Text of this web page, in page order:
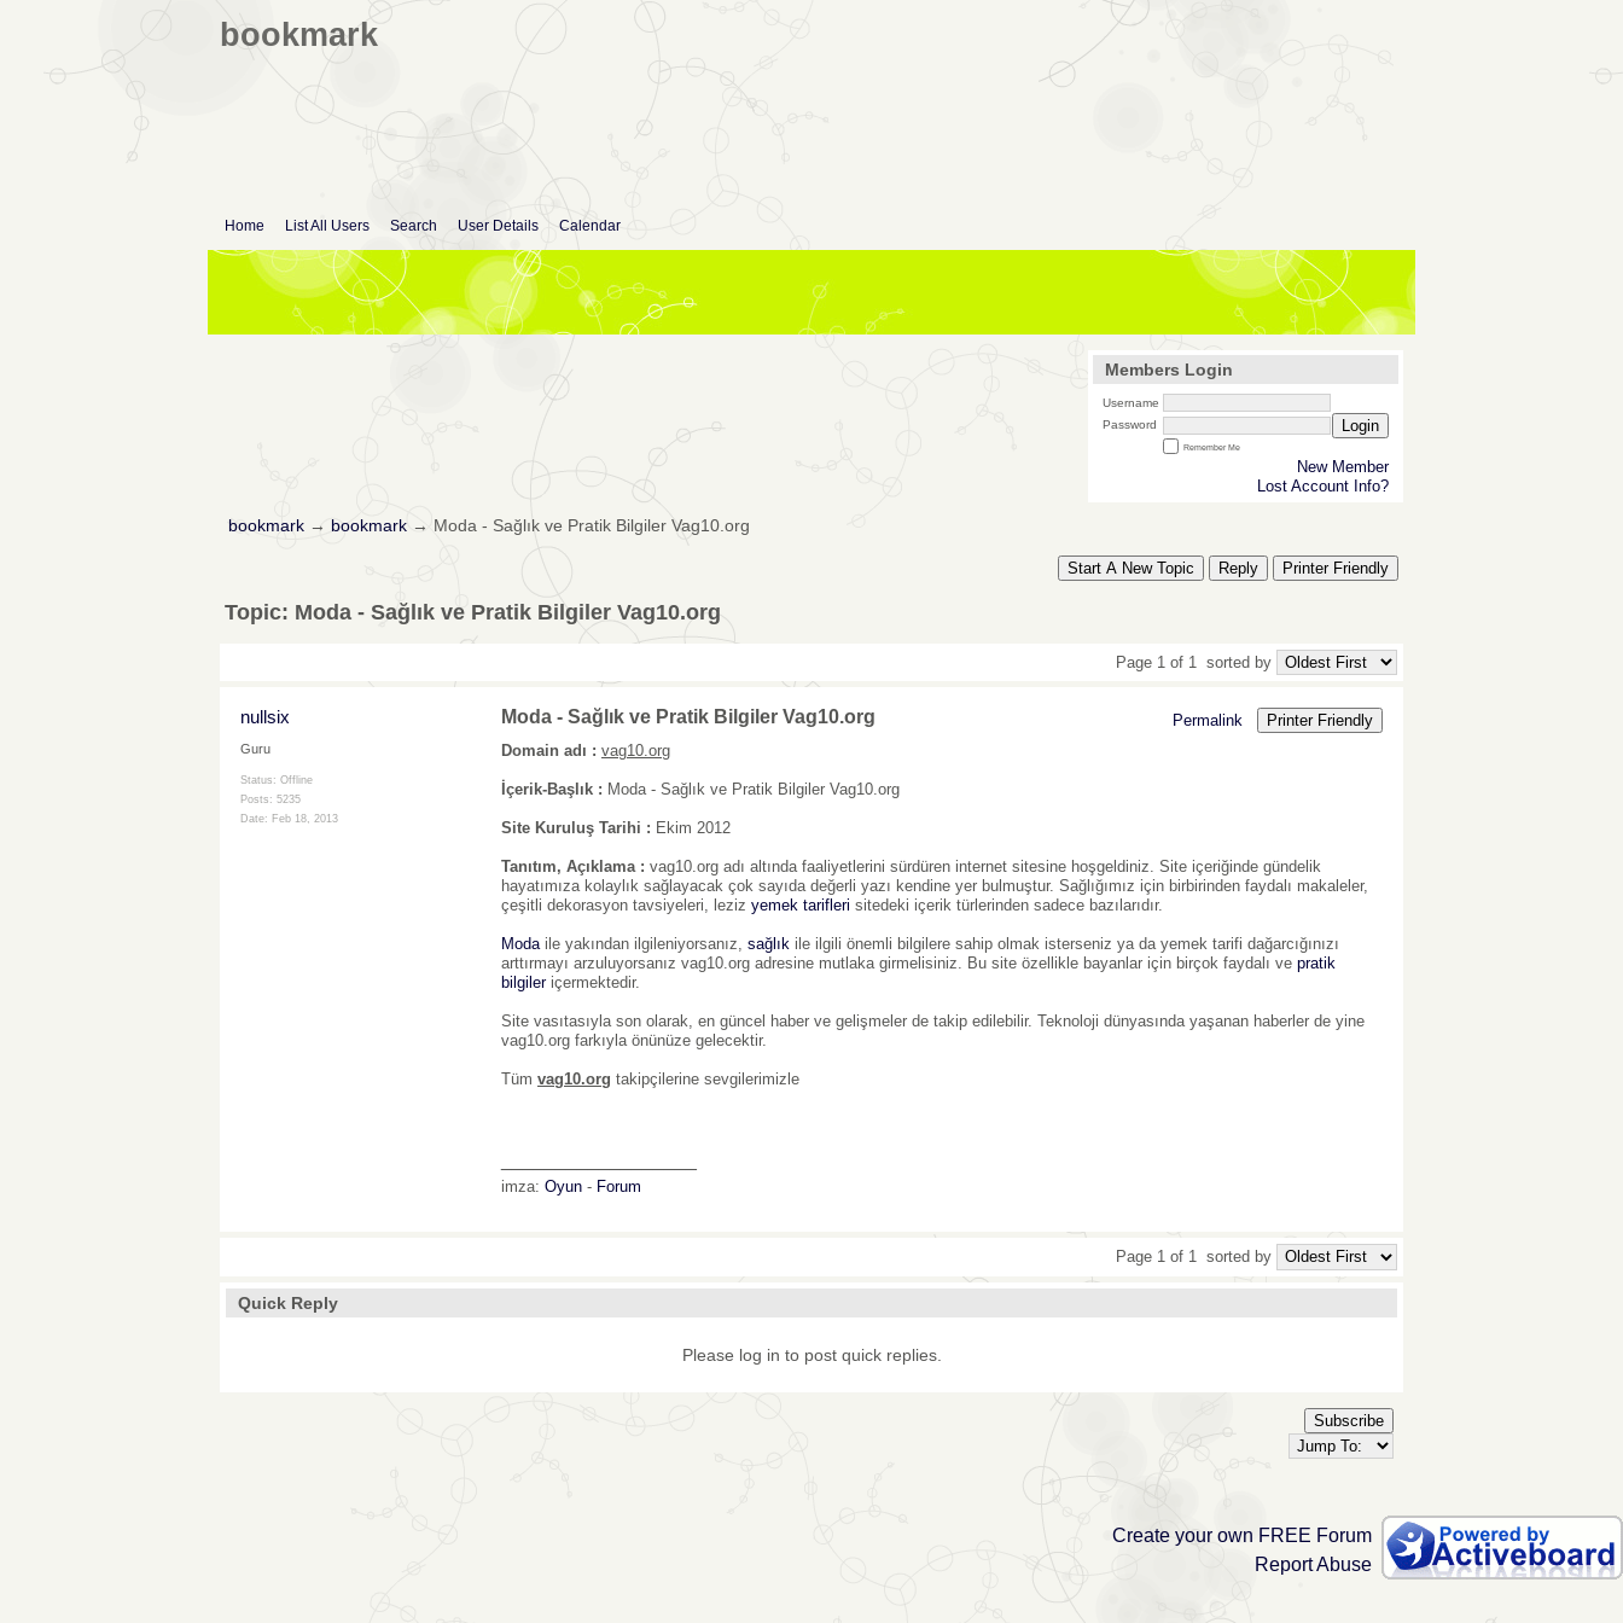
bookmark
Home List All Users Search User Details Calendar
Members Login
Username
Password
Login
Remember Me
New Member
Lost Account Info?
bookmark→ bookmark→ Moda - Sağlık ve Pratik Bilgiler Vag10.org
Start A New Topic Reply Printer Friendly
Topic: Moda - Sağlık ve Pratik Bilgiler Vag10.org
Page 1 of 1 sorted by
nullsix
Guru
Status: Offline
Posts: 5235
Date: Feb 18, 2013
Moda - Sağlık ve Pratik Bilgiler Vag10.org Permalink
Printer Friendly
Domain adı : vag10.org
İçerik-Başlık : Moda - Sağlık ve Pratik Bilgiler Vag10.org
Site Kuruluş Tarihi : Ekim 2012
Tanıtım, Açıklama : vag10.org adı altında faaliyetlerini sürdüren internet sitesine hoşgeldiniz. Site içeriğinde gündelik
hayatımıza kolaylık sağlayacak çok sayıda değerli yazı kendine yer bulmuştur. Sağlığımız için birbirinden faydalı makaleler,
çeşitli dekorasyon tavsiyeleri, leziz yemek tarifleri sitedeki içerik türlerinden sadece bazılarıdır.
Moda ile yakından ilgileniyorsanız, sağlık ile ilgili önemli bilgilere sahip olmak isterseniz ya da yemek tarifi dağarcığınızı
arttırmayı arzuluyorsanız vag10.org adresine mutlaka girmelisiniz. Bu site özellikle bayanlar için birçok faydalı ve pratik
bilgileriçermektedir.
Site vasıtasıyla son olarak, en güncel haber ve gelişmeler de takip edilebilir. Teknoloji dünyasında yaşanan haberler de yine
vag10.org farkıyla önünüze gelecektir.
Tüm vag10.org takipçilerine sevgilerimizle
imza: Oyun - Forum
Page 1 of 1 sorted by
Quick Reply
Please log in to post quick replies.
Subscribe
Create your own FREE Forum
Report Abuse